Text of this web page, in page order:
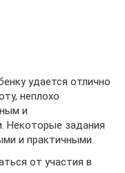
удается отлично
неплохо
и
Некоторые задания
и практичными.
от участия в